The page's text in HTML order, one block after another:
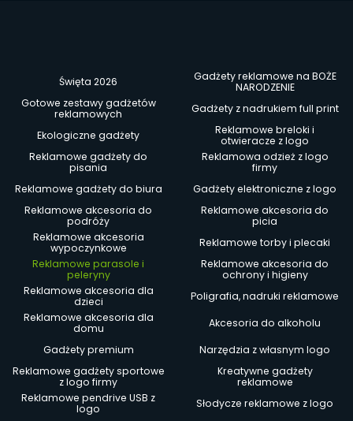
Święta 2026
Gadżety reklamowe na BOŻE
NARODZENIE
Gotowe zestawy gadżetów
reklamowych
Gadżety z nadrukiem full print
Ekologiczne gadżety
Reklamowe breloki i
otwieracze z logo
Reklamowe gadżety do
pisania
Reklamowa odzież z logo
firmy
Reklamowe gadżety do biura
Gadżety elektroniczne z logo
Reklamowe akcesoria do
podróży
Reklamowe akcesoria do
picia
Reklamowe akcesoria
wypoczynkowe
Reklamowe torby i plecaki
Reklamowe parasole i
peleryny
Reklamowe akcesoria do
ochrony i higieny
Reklamowe akcesoria dla
dzieci
Poligrafia, nadruki reklamowe
Reklamowe akcesoria dla
domu
Akcesoria do alkoholu
Gadżety premium
Narzędzia z własnym logo
Reklamowe gadżety sportowe
z logo firmy
Kreatywne gadżety
reklamowe
Reklamowe pendrive USB z
logo
Słodycze reklamowe z logo